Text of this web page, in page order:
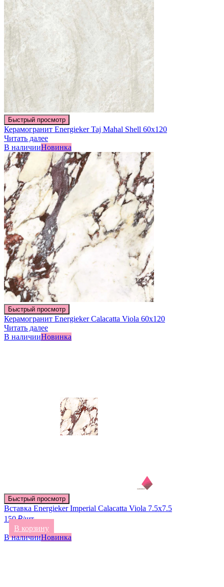
Быстрый просмотр
Керамогранит Energieker Taj Mahal Shell 60х120
Читать далее
В наличииНовинка
Быстрый просмотр
Керамогранит Energieker Calacatta Viola 60х120
Читать далее
В наличииНовинка
Быстрый просмотр
Вставка Energieker Imperial Calacatta Viola 7.5х7.5
150 ₽/шт
В корзину
В наличииНовинка